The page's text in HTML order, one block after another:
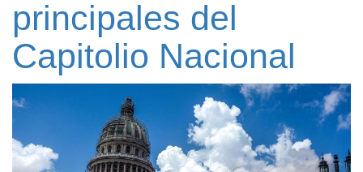
principales del
Capitolio Nacional